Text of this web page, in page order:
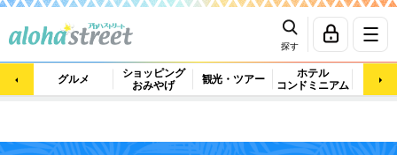
探す
グルメ
ショッピング
おみやげ
観光・ツアー
ホテル
コンドミニアム
マッ